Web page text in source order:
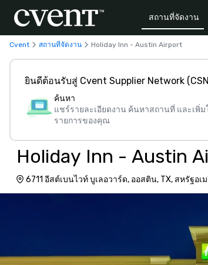
สถานที่จัดงาน
Cvent สถานที่จัดงาน Holiday Inn - Austin Airport
ยินดีต้อนรับสู่ Cvent Supplier Network
ค้นหา
แชร์รายละเอียดงาน ค้นหาสถานที่ และเพิ่ม
รายการของคุณ
Holiday Inn - Austin
6711 อีสต์เบนไวท์ บูเลอวาร์ด, ออสติน, TX, สหรัฐอเ